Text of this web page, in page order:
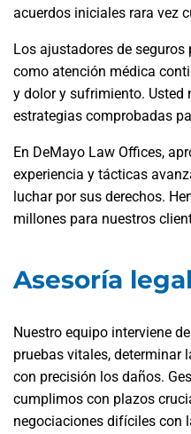
acuerdos iniciales rara vez
Los ajustadores de
como atención médica
y dolor y sufrimiento. Usted
estrategias comprobadas
En DeMayo Law Offices,
experiencia y tácticas
luchar por sus derechos.
millones para nuestros
Asesoría
Nuestro equipo interviene
pruebas vitales, determinar
con precisión los daños.
cumplimos con plazos
negociaciones difíciles con